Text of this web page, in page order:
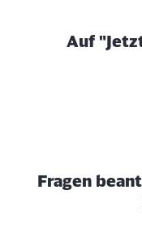
Auf
Fragen